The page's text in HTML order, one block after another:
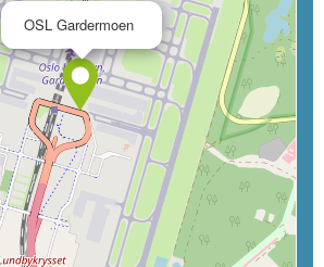
OSL Gardermoen